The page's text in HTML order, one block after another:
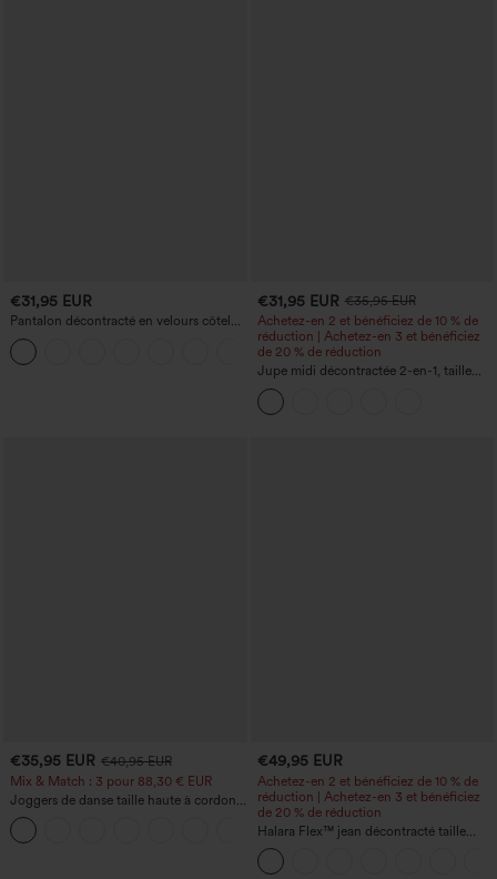
€31,95 EUR
Pantalon décontracté en velours côtelé,
taille mi-haute, poche zippée
+7
€31,95 EUR €35,95 EUR
Achetez-en 2 et bénéficiez de 10 % de
réduction | Achetez-en 3 et bénéficiez
de 20 % de réduction
Jupe midi décontractée 2-en-1, taille
haute à effet gainant, froncée avec
ourlet arrondi, en polaire et PU
€35,95 EUR €40,95 EUR
Mix & Match : 3 pour 88,30 € EUR
Joggers de danse taille haute à cordon,
effet froncé, coupe fuselée, à séchage
rapide et toucher frais, avec poches —
UPF40+
€49,95 EUR
Achetez-en 2 et bénéficiez de 10 % de
réduction | Achetez-en 3 et bénéficiez
de 20 % de réduction
Halara Flex™ jean décontracté taille
haute à effet gainant, coupe large, avec
poches